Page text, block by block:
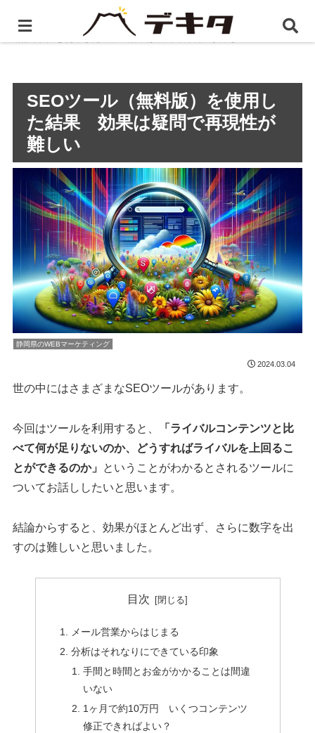
ホーム 静岡県のWEBマーケティング
SEOツール
（無料版）を使用した結果 効果は疑問で再現性が難しい
SEOツール（無料版）を使用し
た結果 効果は疑問で再現性が
難しい
静岡県のWEBマーケティング
2024.03.04
世の中にはさまざまなSEOツールがあります。
今回はツールを利用すると、
「ライバルコンテンツと比
べて何が足りないのか、どうすればライバルを上回るこ
とができるのか」
ということがわかるとされるツールに
ついてお話ししたいと思います。
結論からすると、効果がほとんど出ず、さらに数字を出
すのは難しいと思いました。
目次
メール営業からはじまる
分析はそれなりにできている印象
手間と時間とお金がかかることは間違
いない
1ヶ月で約10万円 いくつコンテンツ
修正できればよい？